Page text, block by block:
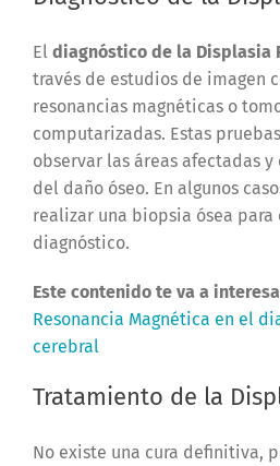
El diagnóstico de la Displasia
través de estudios de imagen
resonancias magnéticas o
computarizadas. Estas
observar las áreas afectadas
del daño óseo. En algunos
realizar una biopsia ósea para
diagnóstico.
Este contenido te va a
Resonancia Magnética en el
cerebral
Tratamiento de la
No existe una cura definitiva,